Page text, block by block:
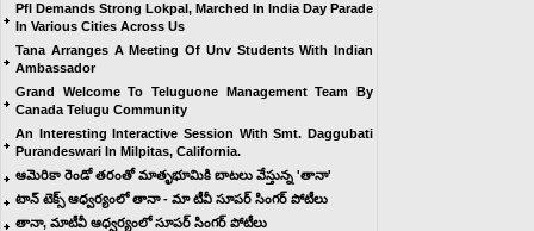
Pfl Demands Strong Lokpal, Marched In India Day Parade
In Various Cities Across Us
Tana Arranges A Meeting Of Unv Students With Indian
Ambassador
Grand Welcome To Teluguone Management Team By
Canada Telugu Community
An Interesting Interactive Session With Smt. Daggubati
Purandeswari In Milpitas, California.
ఆమెరికా రెండో తరంతో మాతృభూమికి బాటలు వేస్తున్న 'తానా'
టాన్ టెక్స్ ఆధ్వర్యంలో తానా - మా టీవీ సూపర్ సింగర్ పోటీలు
తానా, మాటీవీ ఆధ్వర్యంలో సూపర్ సింగర్ పోటీలు